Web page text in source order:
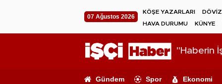
07 Ağustos 2026
KÖŞE YAZARLARI
HAVA DURUMU
KÜNYE
"Haberin
Gündem Spor Ekonomi